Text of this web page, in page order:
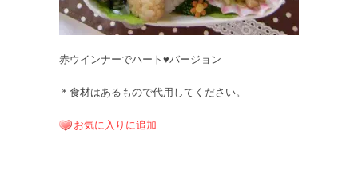
赤ウインナーでハート♥バージョン
＊食材はあるもので代用してください。
お気に入りに追加